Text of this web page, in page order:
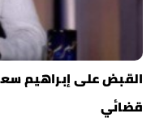
القبض على إبراهيم
قضائي